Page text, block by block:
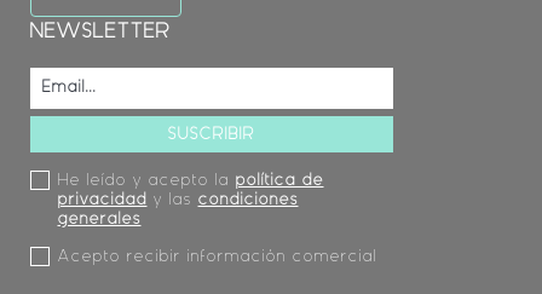
NEWSLETTER
He leído y acepto la política de
privacidad y las condiciones
generales
Acepto recibir información comercial